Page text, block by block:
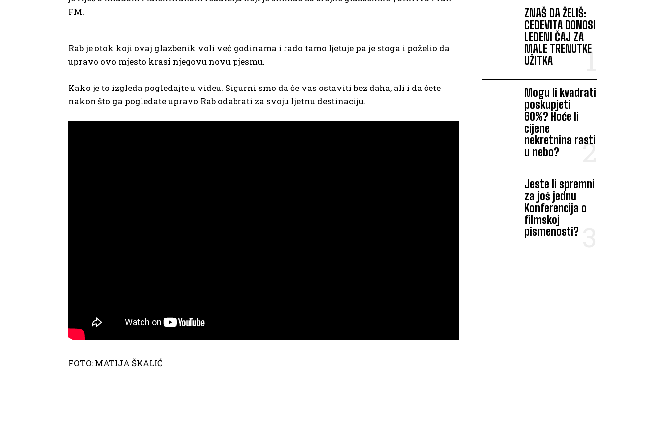
FM.
Rab je otok koji ovaj glazbenik voli već godinama i rado tamo ljetuje pa je stoga i poželio da
upravo ovo mjesto krasi njegovu novu pjesmu.
Kako je to izgleda pogledajte u videu. Sigurni smo da će vas ostaviti bez daha, ali i da ćete
nakon što ga pogledate upravo Rab odabrati za svoju ljetnu destinaciju.
FOTO: MATIJA ŠKALIĆ
ZNAŠ DA ŽELIŠ:
CEDEVITA DONOSI
LEDENI ČAJ ZA
MALE TRENUTKE
UŽITKA
Mogu li kvadrati
poskupjeti
60%? Hoće li
cijene
nekretnina rasti
u nebo?
Jeste li spremni
za još jednu
Konferencija o
filmskoj
pismenosti?